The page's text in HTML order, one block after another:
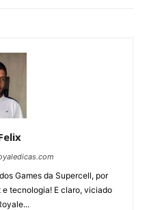
Games da Supercell, por
tecnologia! E claro, viciado